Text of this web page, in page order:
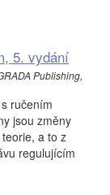
5. vydání
Publishing,
ručením
jsou změny
a to z
regulujícím